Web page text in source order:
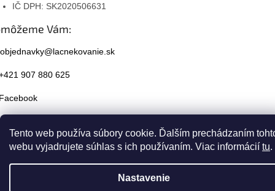
Tento web používa súbory cookie. Ďalším prechádzaním
webu vyjadrujete súhlas s ich používaním. Viac informácií tu.
Nastavenie
IČ DPH: SK2020506631
Vám:
objednavky@lacnekovanie.sk
907 880 625